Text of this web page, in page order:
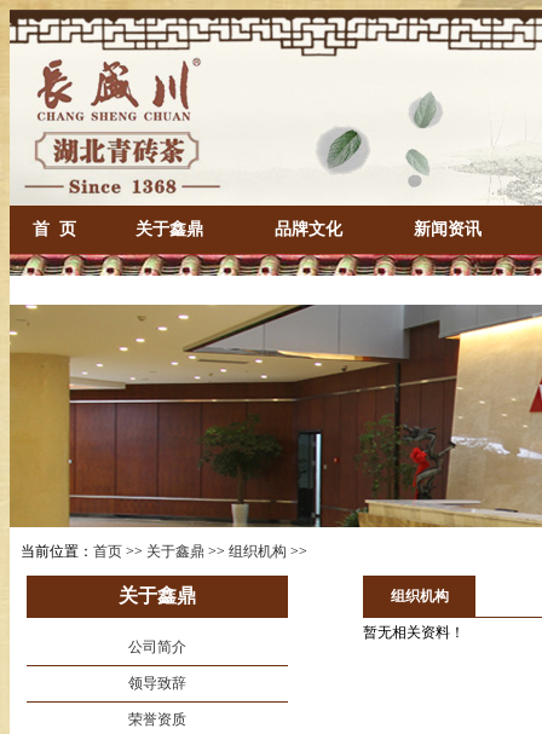
首 页 关于鑫鼎 品牌文化 新闻资讯
当前位置： 首页 >> 关于鑫鼎 >> 组织机构 >>
关于鑫鼎
公司简介
领导致辞
荣誉资质
组织机构
暂无相关资料！